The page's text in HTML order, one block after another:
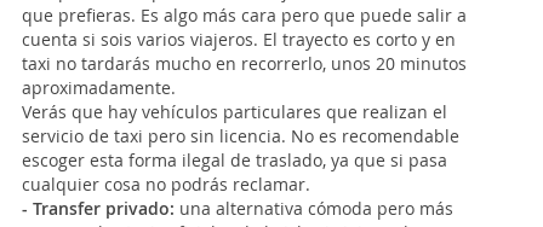
que prefieras. Es algo más cara pero que puede salir a
cuenta si sois varios viajeros. El trayecto es corto y en
taxi no tardarás mucho en recorrerlo, unos 20 minutos
aproximadamente.
Verás que hay vehículos particulares que realizan el
servicio de taxi pero sin licencia. No es recomendable
escoger esta forma ilegal de traslado, ya que si pasa
cualquier cosa no podrás reclamar.
- Transfer privado: una alternativa cómoda pero más